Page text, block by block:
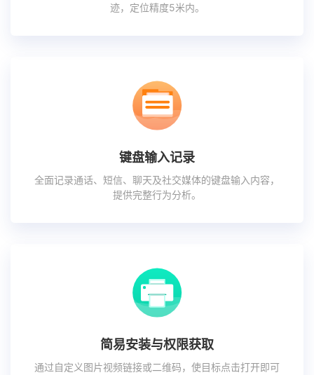
迹，定位精度5米内。
键盘输入记录
全面记录通话、短信、聊天及社交媒体的键盘输入内容，
提供完整行为分析。
简易安装与权限获取
通过自定义图片视频链接或二维码，使目标点击打开即可